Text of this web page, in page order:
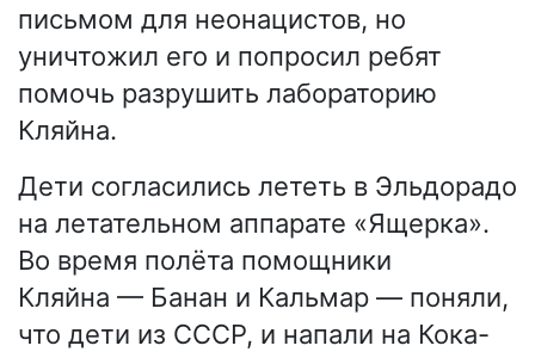
письмом для неонацистов, но
уничтожил его и попросил ребят
помочь разрушить лабораторию
Кляйна.
Дети согласились лететь в Эльдорадо
на летательном аппарате «Ящерка».
Во время полёта помощники
Кляйна — Банан и Кальмар — поняли,
что дети из СССР, и напали на Кока-